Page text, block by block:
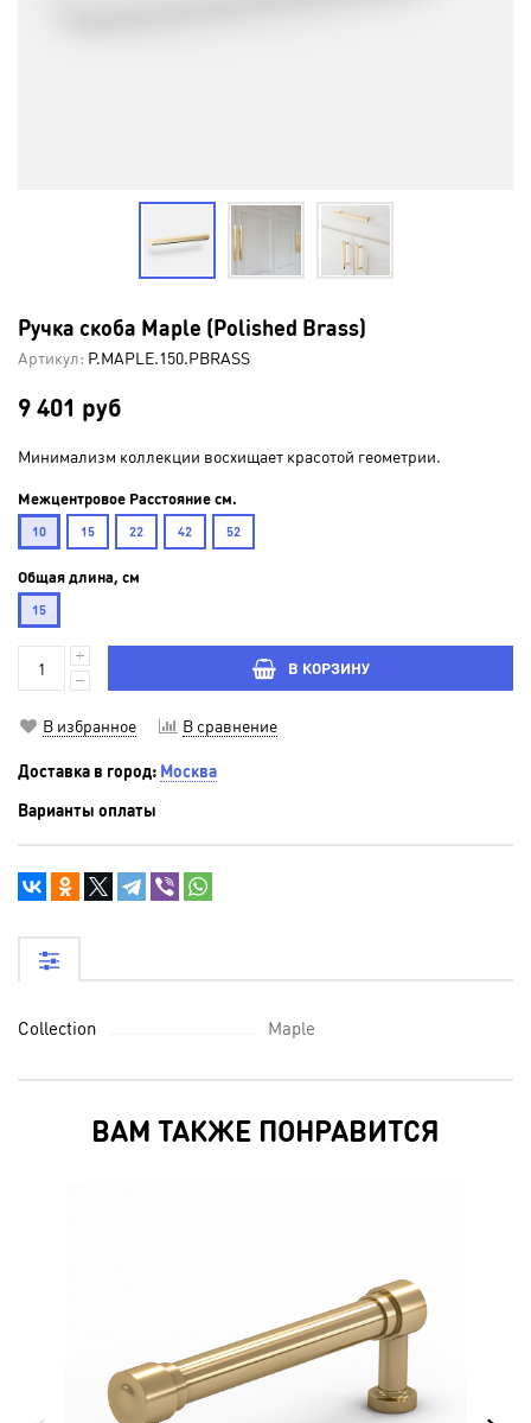
Ручка скоба Maple (Polished Brass)
Артикул: P.MAPLE.150.PBRASS
9 401 руб
Минимализм коллекции восхищает красотой геометрии.
Межцентровое Расстояние см.
10 15 22 42 52
Общая длина, см
15
В КОРЗИНУ
В избранное В сравнение
Доставка в город: Москва
Варианты оплаты
Collection Maple
ВАМ ТАКЖЕ ПОНРАВИТСЯ